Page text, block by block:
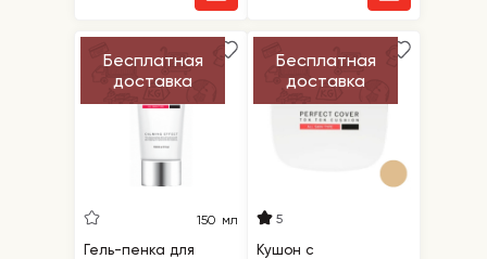
Бесплатная
доставка
150 мл
Гель-пенка для
Бесплатная
доставка
5
Кушон с